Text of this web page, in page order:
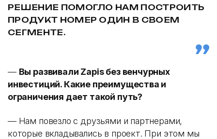
РЕШЕНИЕ ПОМОГЛО НАМ ПОСТРОИТЬ
ПРОДУКТ НОМЕР ОДИН В СВОЕМ
СЕГМЕНТЕ.
— Вы развивали Zapis без венчурных
инвестиций. Какие преимущества и
ограничения дает такой путь?
— Нам повезло с друзьями и партнерами,
которые вкладывались в проект. При этом мы